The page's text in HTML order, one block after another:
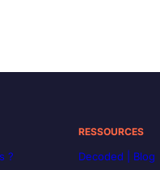
?
RESSOURCES
Decoded | Blog